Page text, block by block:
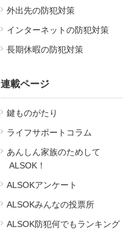
外出先の防犯対策
インターネットの防犯対策
長期休暇の防犯対策
連載ページ
鍵ものがたり
ライフサポートコラム
あんしん家族のためして
ALSOK！
ALSOKアンケート
ALSOKみんなの投票所
ALSOK防犯何でもランキング